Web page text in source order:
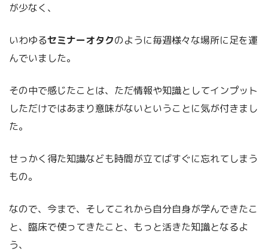
が少なく、
いわゆるセミナーオタクのように毎週様々な場所に足を運
んでいました。
その中で感じたことは、ただ情報や知識としてインプット
しただけではあまり意味がないということに気が付きまし
た。
せっかく得た知識なども時間が立てばすぐに忘れてしまう
もの。
なので、今まで、そしてこれから自分自身が学んできたこ
と、臨床で使ってきたこと、もっと活きた知識となるよ
う、